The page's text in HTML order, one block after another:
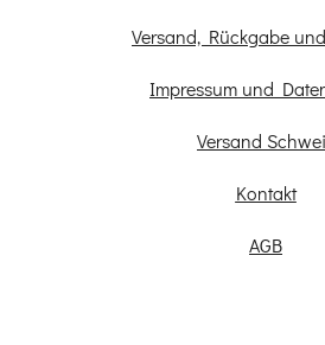
Versand, Rückgabe
Impressum und
Versand
Kontakt
AGB